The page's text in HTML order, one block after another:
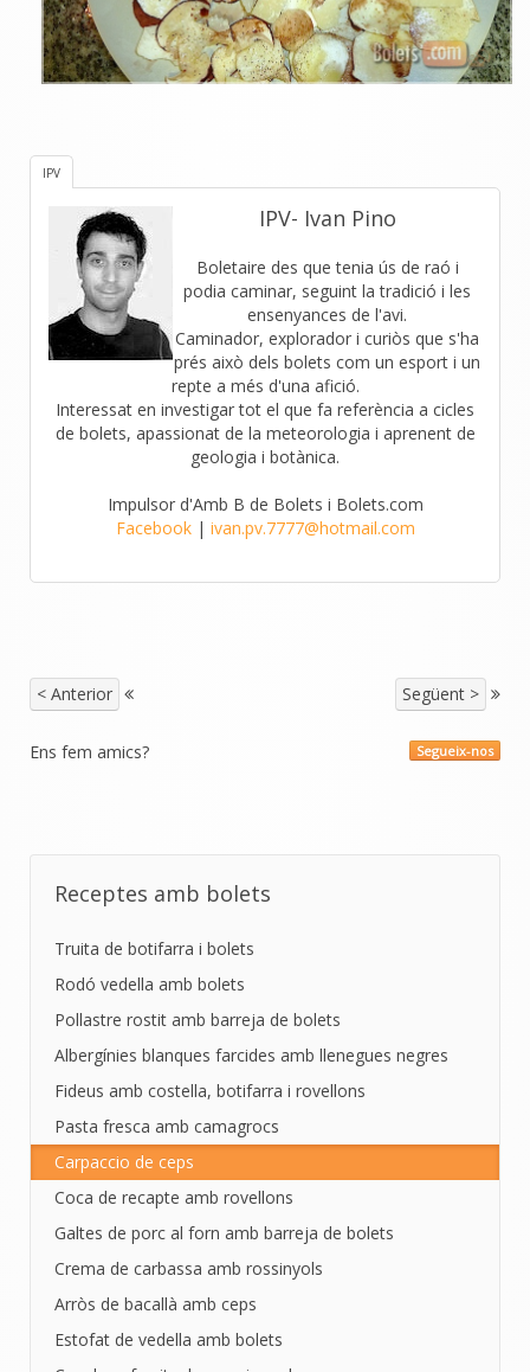
IPV
IPV- Ivan Pino
Boletaire des que tenia ús de raó i
podia caminar, seguint la tradició i les
ensenyances de l'avi.
Caminador, explorador i curiòs que s'ha
prés això dels bolets com un esport i un
repte a més d'una afició.
Interessat en investigar tot el que fa referència a cicles
de bolets, apassionat de la meteorologia i aprenent de
geologia i botànica.
Impulsor d'Amb B de Bolets i Bolets.com
Facebook| ivan.pv.7777@hotmail.com
< Anterior Següent >
Segueix-nos
Ens fem amics?
Receptes amb bolets
Truita de botifarra i bolets
Rodó vedella amb bolets
Pollastre rostit amb barreja de bolets
Albergínies blanques farcides amb llenegues negres
Fideus amb costella, botifarra i rovellons
Pasta fresca amb camagrocs
Carpaccio de ceps
Coca de recapte amb rovellons
Galtes de porc al forn amb barreja de bolets
Crema de carbassa amb rossinyols
Arròs de bacallà amb ceps
Estofat de vedella amb bolets